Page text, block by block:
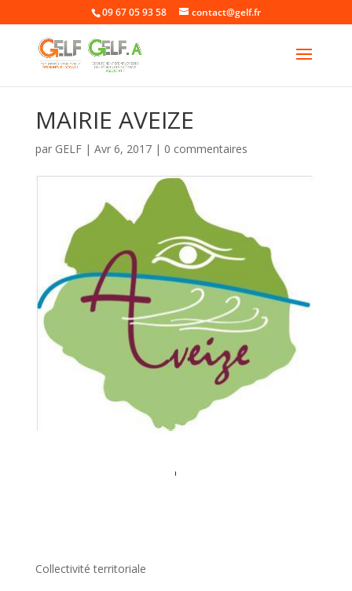
09 67 05 93 58 contact@gelf.fr
MAIRIE AVEIZE
par GELF| Avr 6, 2017| 0 commentaires
Collectivité territoriale